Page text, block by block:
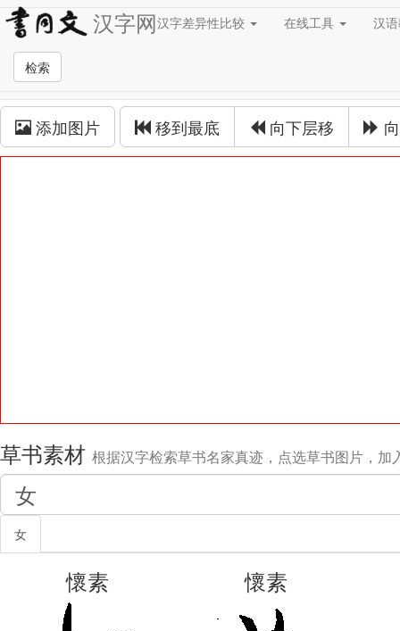
汉字网汉字差异性比较 在线工具 汉
检索
草书在线
添加图片 移到最底 向下层移
草书素材 根据汉字检索草书名家真迹，点选草书图片，加
女
懷素 懷素